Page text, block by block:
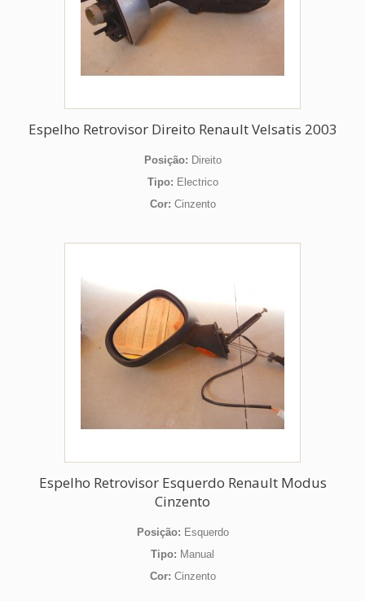
Espelho Retrovisor Direito Renault Velsatis 2003
Posição: Direito
Tipo: Electrico
Cor: Cinzento
Espelho Retrovisor Esquerdo Renault Modus
Cinzento
Posição: Esquerdo
Tipo: Manual
Cor: Cinzento